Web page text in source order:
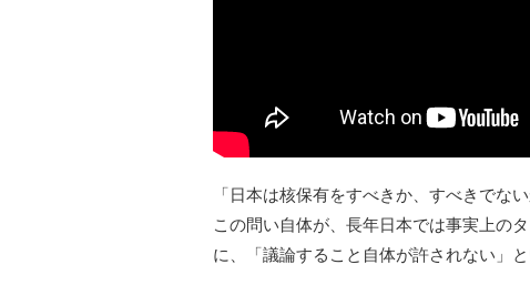
「日本は核保有をすべきか、すべきでない
この問い自体が、長年日本では事実上の
に、「議論すること自体が許されない」